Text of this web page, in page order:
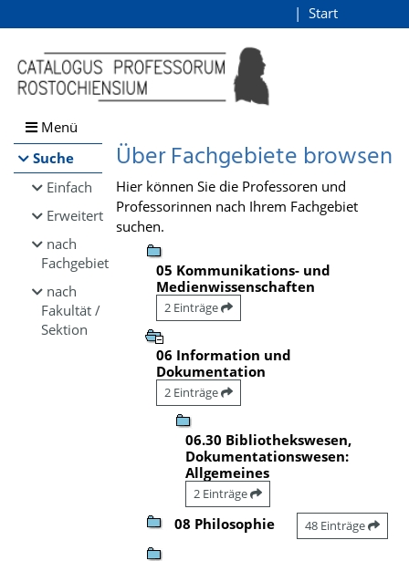
Browsen
direkt zum Inhalt
Start
Menü
Suche
Einfach
Erweitert
nach
Fachgebiet
nach
Fakultät /
Sektion
Über Fachgebiete browsen
Hier können Sie die Professoren und
Professorinnen nach Ihrem Fachgebiet
suchen.
05 Kommunikations- und
Medienwissenschaften
2 Einträge
06 Information und
Dokumentation
2 Einträge
06.30 Bibliothekswesen,
Dokumentationswesen:
Allgemeines
2 Einträge
08 Philosophie 48 Einträge